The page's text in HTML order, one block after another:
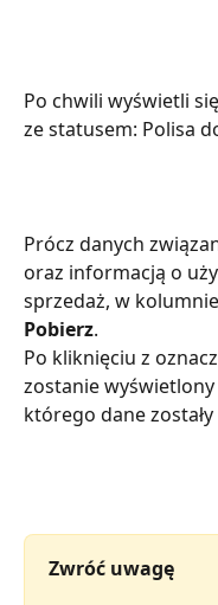
Po chwili wyświetli
ze statusem: Polisa
Prócz danych
oraz informacją o
sprzedaż, w
Pobierz.
Po kliknięciu z
zostanie
którego dane
Zwróć uwagę